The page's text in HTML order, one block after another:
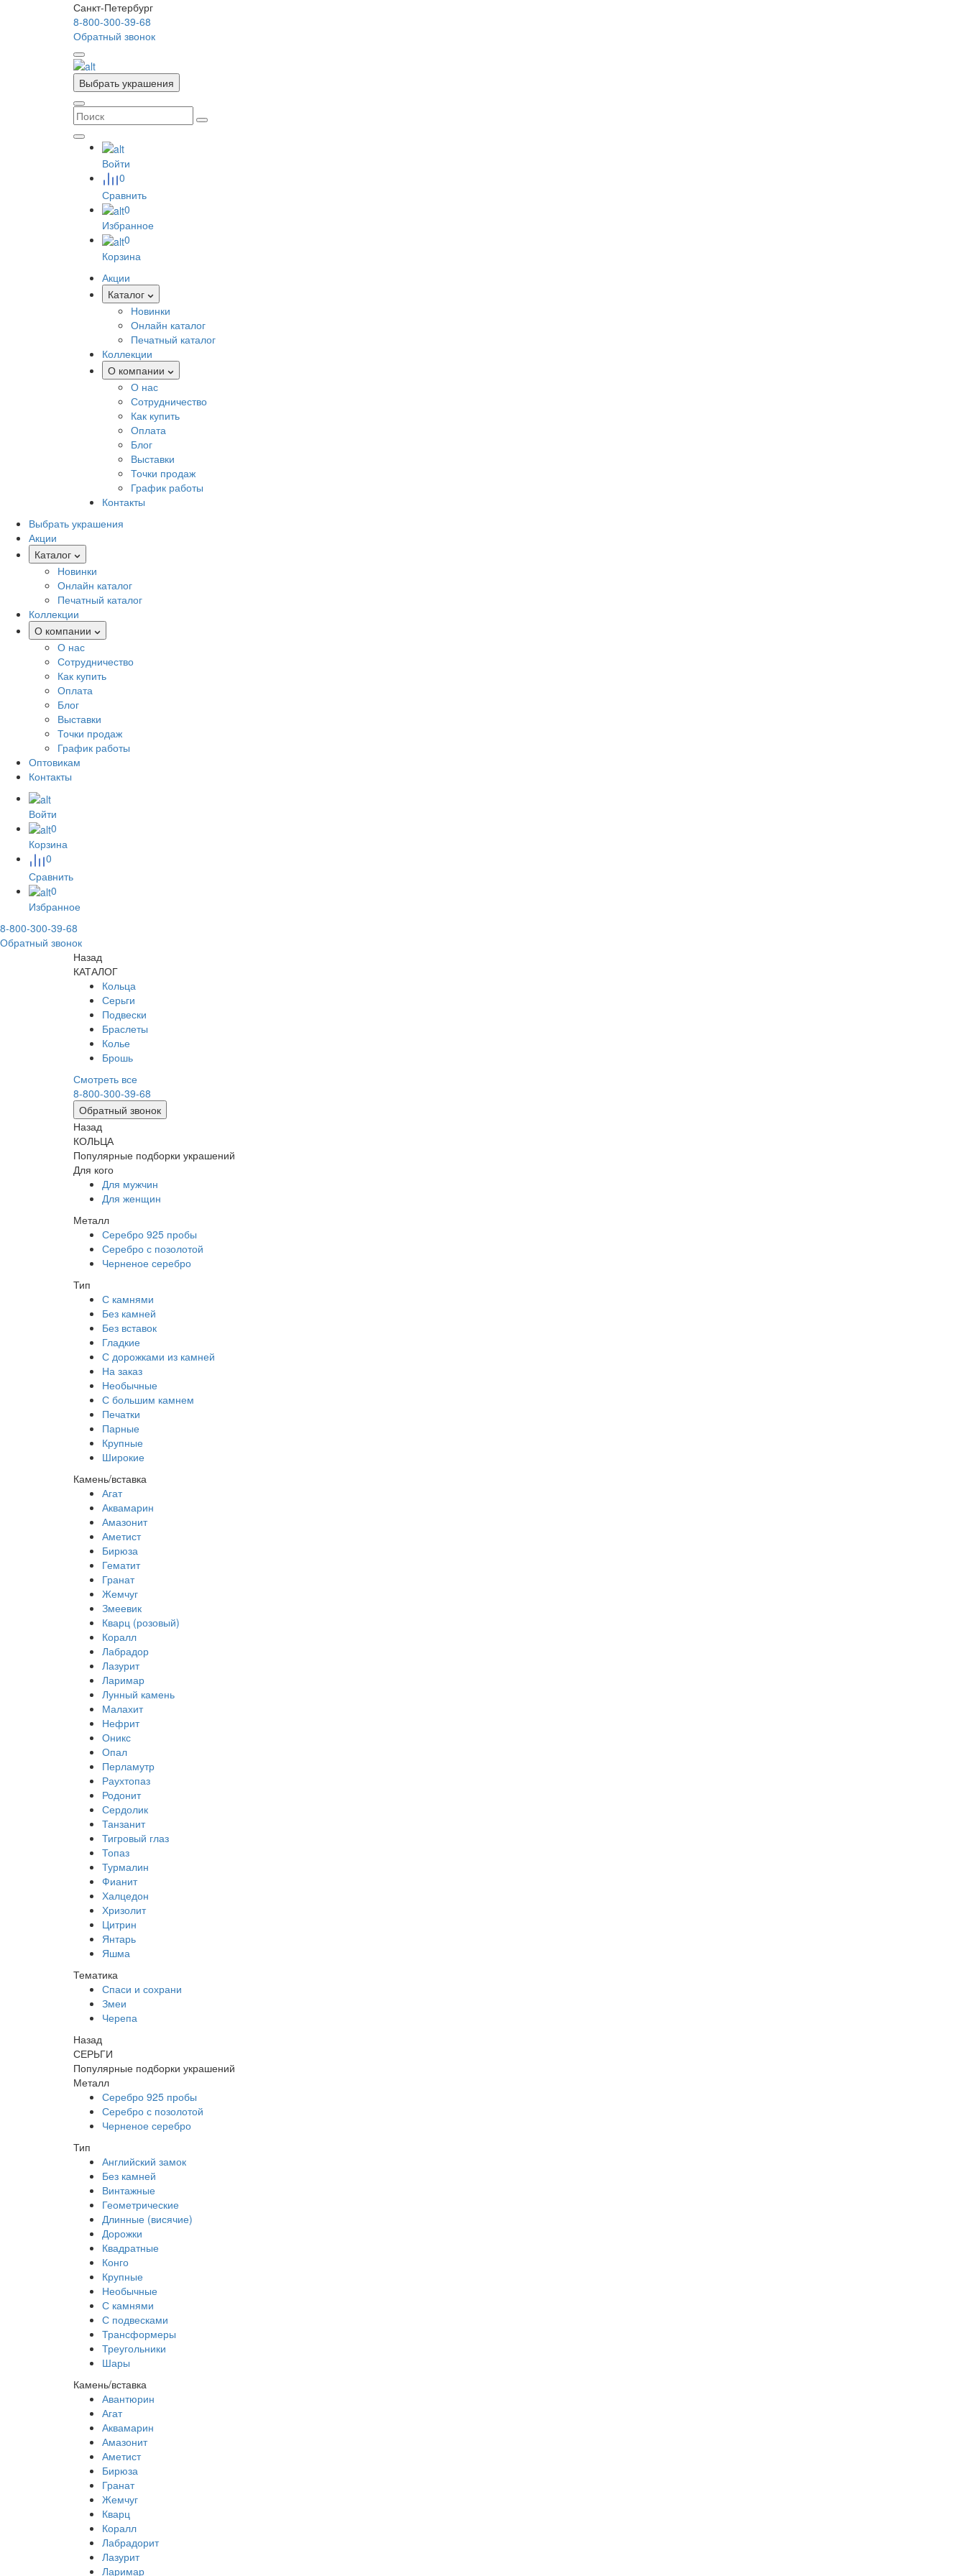
Санкт-Петербург
8-800-300-39-68
Обратный звонок
Выбрать украшения
Войти
0
Сравнить
0
Избранное
0
Корзина
Акции
Каталог
Новинки
Онлайн каталог
Печатный каталог
Коллекции
О компании
О нас
Сотрудничество
Как купить
Оплата
Блог
Выставки
Точки продаж
График работы
Контакты
Выбрать украшения
Акции
Каталог
Новинки
Онлайн каталог
Печатный каталог
Коллекции
О компании
О нас
Сотрудничество
Как купить
Оплата
Блог
Выставки
Точки продаж
График работы
Оптовикам
Контакты
Войти
0
Корзина
0
Сравнить
0
Избранное
8-800-300-39-68
Обратный звонок
Назад
КАТАЛОГ
Кольца
Серьги
Подвески
Браслеты
Колье
Брошь
Смотреть все
8-800-300-39-68
Обратный звонок
Назад
КОЛЬЦА
Популярные подборки украшений
Для кого
Для мужчин
Для женщин
Металл
Серебро 925 пробы
Серебро с позолотой
Черненое серебро
Тип
С камнями
Без камней
Без вставок
Гладкие
С дорожками из камней
На заказ
Необычные
С большим камнем
Печатки
Парные
Крупные
Широкие
Камень/вставка
Агат
Аквамарин
Амазонит
Аметист
Бирюза
Гематит
Гранат
Жемчуг
Змеевик
Кварц (розовый)
Коралл
Лабрадор
Лазурит
Ларимар
Лунный камень
Малахит
Нефрит
Оникс
Опал
Перламутр
Раухтопаз
Родонит
Сердолик
Танзанит
Тигровый глаз
Топаз
Турмалин
Фианит
Халцедон
Хризолит
Цитрин
Янтарь
Яшма
Тематика
Спаси и сохрани
Змеи
Черепа
Назад
СЕРЬГИ
Популярные подборки украшений
Металл
Серебро 925 пробы
Серебро с позолотой
Черненое серебро
Тип
Английский замок
Без камней
Винтажные
Геометрические
Длинные (висячие)
Дорожки
Квадратные
Конго
Крупные
Необычные
С камнями
С подвесками
Трансформеры
Треугольники
Шары
Камень/вставка
Авантюрин
Агат
Аквамарин
Амазонит
Аметист
Бирюза
Гранат
Жемчуг
Кварц
Коралл
Лабрадорит
Лазурит
Ларимар